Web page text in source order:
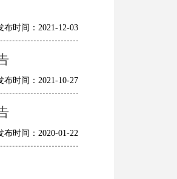
布时间：2021-12-03
布时间：2021-10-27
布时间：2020-01-22